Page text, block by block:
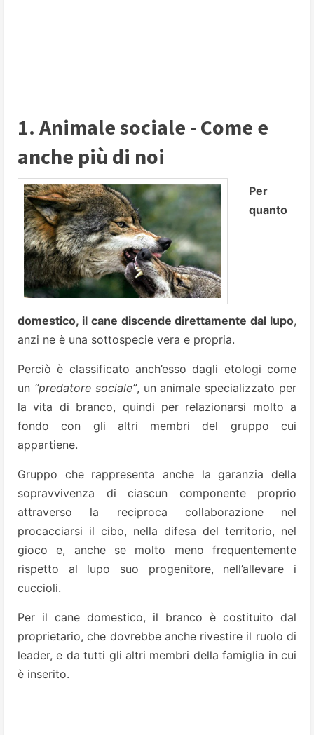
1. Animale sociale - Come e
anche più di noi
Per
quanto
domestico, il cane discende direttamente dal lupo,
anzi ne è una sottospecie vera e propria.
Perciò è classificato anch’esso dagli etologi come
un “predatore sociale”, un animale specializzato per
la vita di branco, quindi per relazionarsi molto a
fondo con gli altri membri del gruppo cui
appartiene.
Gruppo che rappresenta anche la garanzia della
sopravvivenza di ciascun componente proprio
attraverso la reciproca collaborazione nel
procacciarsi il cibo, nella difesa del territorio, nel
gioco e, anche se molto meno frequentemente
rispetto al lupo suo progenitore, nell’allevare i
cuccioli.
Per il cane domestico, il branco è costituito dal
proprietario, che dovrebbe anche rivestire il ruolo di
leader, e da tutti gli altri membri della famiglia in cui
è inserito.